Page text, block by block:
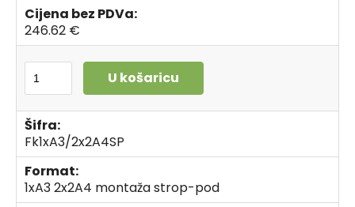
Cijena bez PDVa:
246.62 €
U košaricu
Šifra:
Fk1xA3/2x2A4SP
Format:
1xA3 2x2A4 montaža strop-pod